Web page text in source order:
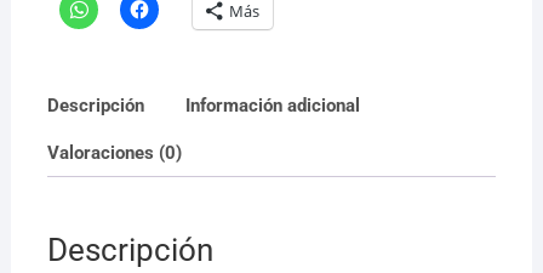
Más
Descripción Información adicional
Valoraciones (0)
Descripción